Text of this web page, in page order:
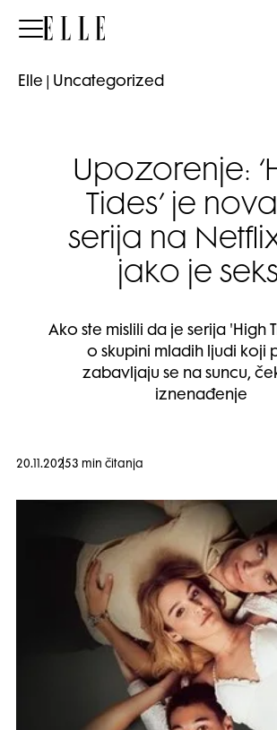
Elle
Elle Uncategorized
Upozorenje:
Tides’ je
serija na
jako je
Ako ste mislili da je serija 'High
o skupini mladih ljudi koji
zabavljaju se na suncu,
iznenađenje
20.11.20253 min čitanja